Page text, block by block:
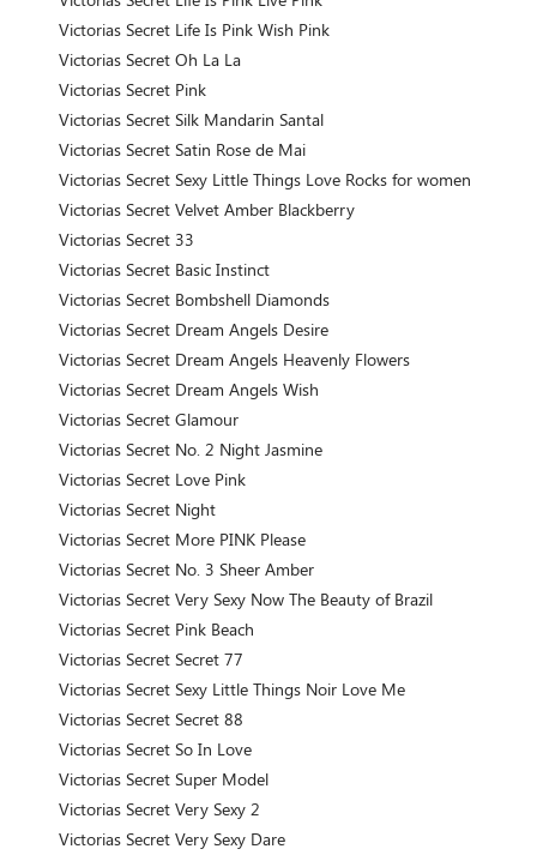
Victorias Secret Life Is Pink Wish Pink
Victorias Secret Oh La La
Victorias Secret Pink
Victorias Secret Silk Mandarin Santal
Victorias Secret Satin Rose de Mai
Victorias Secret Sexy Little Things Love Rocks for women
Victorias Secret Velvet Amber Blackberry
Victorias Secret 33
Victorias Secret Basic Instinct
Victorias Secret Bombshell Diamonds
Victorias Secret Dream Angels Desire
Victorias Secret Dream Angels Heavenly Flowers
Victorias Secret Dream Angels Wish
Victorias Secret Glamour
Victorias Secret No. 2 Night Jasmine
Victorias Secret Love Pink
Victorias Secret Night
Victorias Secret More PINK Please
Victorias Secret No. 3 Sheer Amber
Victorias Secret Very Sexy Now The Beauty of Brazil
Victorias Secret Pink Beach
Victorias Secret Secret 77
Victorias Secret Sexy Little Things Noir Love Me
Victorias Secret Secret 88
Victorias Secret So In Love
Victorias Secret Super Model
Victorias Secret Very Sexy 2
Victorias Secret Very Sexy Dare